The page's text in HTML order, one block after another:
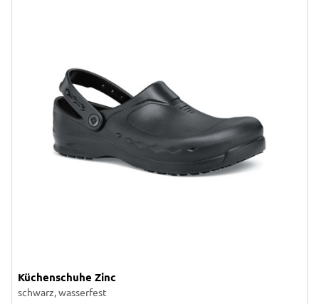
Küchenschuhe Zinc
schwarz, wasserfest